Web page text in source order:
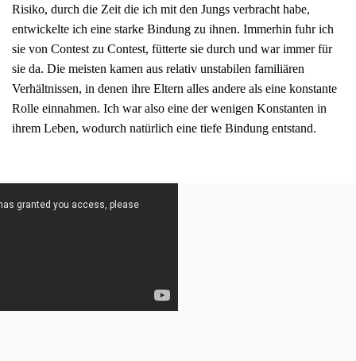
Risiko, durch die Zeit die ich mit den Jungs verbracht habe,
entwickelte ich eine starke Bindung zu ihnen. Immerhin fuhr ich
sie von Contest zu Contest, fütterte sie durch und war immer für
sie da. Die meisten kamen aus relativ unstabilen familiären
Verhältnissen, in denen ihre Eltern alles andere als eine konstante
Rolle einnahmen. Ich war also eine der wenigen Konstanten in
ihrem Leben, wodurch natürlich eine tiefe Bindung entstand.